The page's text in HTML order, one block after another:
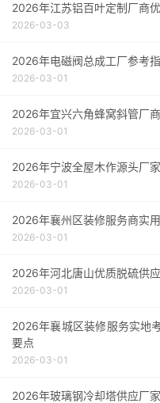
2026年江苏铝百叶定制厂商
2026-03-03
2026年电磁阀总成工厂参考
2026-03-01
2026年宜兴六角蜂窝斜管厂
2026-03-01
2026年宁波全屋木作源头厂
2026-03-01
2026年襄州区装修服务商实
2026-03-01
2026年河北唐山优质脱硫供
2026-03-01
2026年襄城区装修服务实地
要点
2026-03-01
2026年玻璃钢冷却塔供应厂